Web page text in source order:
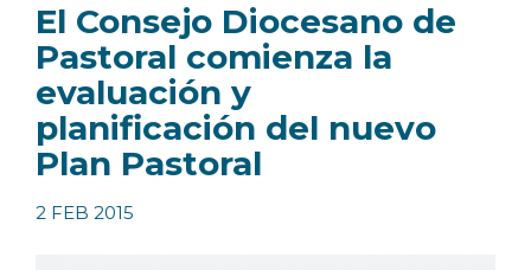
El Consejo Diocesano de
Pastoral comienza la
evaluación y
planificación del nuevo
Plan Pastoral
2 FEB 2015